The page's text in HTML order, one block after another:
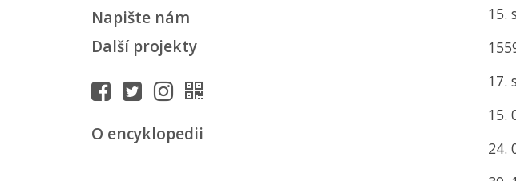
Napište nám
Další projekty
O encyklopedii
15.
17.
15.
24.